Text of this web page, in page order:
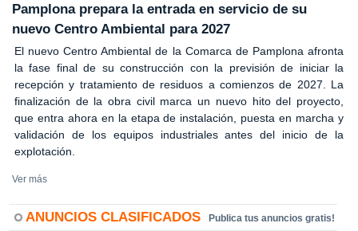
Pamplona prepara la entrada en servicio de su
nuevo Centro Ambiental para 2027
El nuevo Centro Ambiental de la Comarca de Pamplona afronta
la fase final de su construcción con la previsión de iniciar la
recepción y tratamiento de residuos a comienzos de 2027. La
finalización de la obra civil marca un nuevo hito del proyecto,
que entra ahora en la etapa de instalación, puesta en marcha y
validación de los equipos industriales antes del inicio de la
explotación.
Ver más
ANUNCIOS CLASIFICADOS Publica tus anuncios gratis!